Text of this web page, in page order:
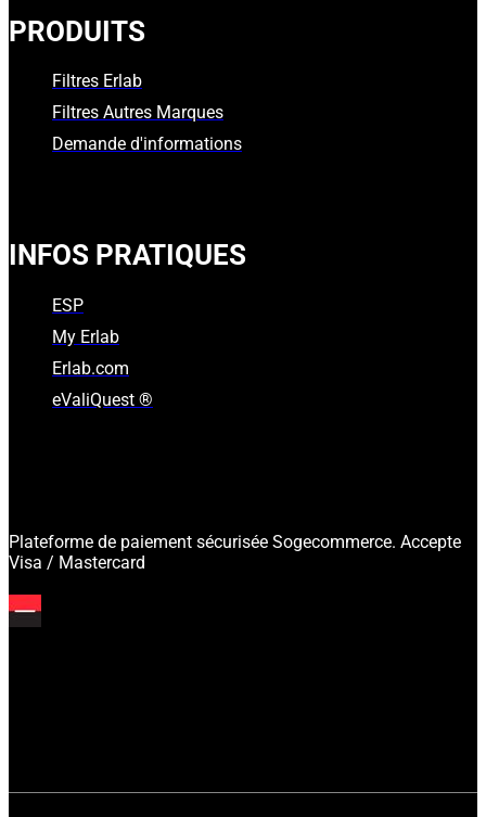
PRODUITS
Filtres Erlab
Filtres Autres Marques
Demande d'informations
INFOS PRATIQUES
ESP
My Erlab
Erlab.com
eValiQuest ®
Plateforme de paiement sécurisée Sogecommerce. Accepte
Visa / Mastercard